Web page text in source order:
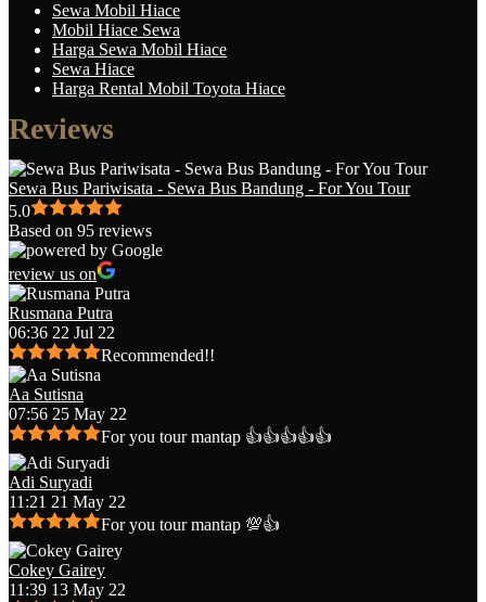
Sewa Mobil Hiace
Mobil Hiace Sewa
Harga Sewa Mobil Hiace
Sewa Hiace
Harga Rental Mobil Toyota Hiace
Reviews
Sewa Bus Pariwisata - Sewa Bus Bandung - For You Tour
5.0
Based on 95 reviews
review us on
Rusmana Putra
06:36 22 Jul 22
Recommended!!
Aa Sutisna
07:56 25 May 22
For you tour mantap 👍👍👍👍👍
Adi Suryadi
11:21 21 May 22
For you tour mantap 💯👍
Cokey Gairey
11:39 13 May 22